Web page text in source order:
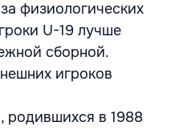
физиологических
U-19 лучше
сборной.
игроков
родившихся в 1988